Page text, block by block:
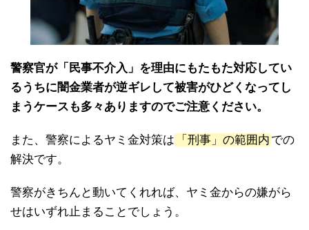
警察官が「民事不介入」を理由にもたもた対応してい
るうちに闇金業者が逆ギレして被害がひどくなってし
まうケースも多々ありますのでご注意ください。
また、警察によるヤミ金対策は 「刑事」の範囲内 での
解決です。
警察がきちんと動いてくれれば、ヤミ金からの嫌がら
せはいずれ止まることでしょう。